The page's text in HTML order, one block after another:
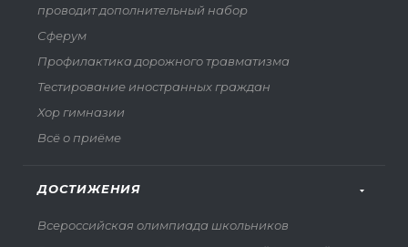
проводит дополнительный набор
Сферум
Профилактика дорожного травматизма
Тестирование иностранных граждан
Хор гимназии
Всё о приёме
ДОСТИЖЕНИЯ
Всероссийская олимпиада школьников